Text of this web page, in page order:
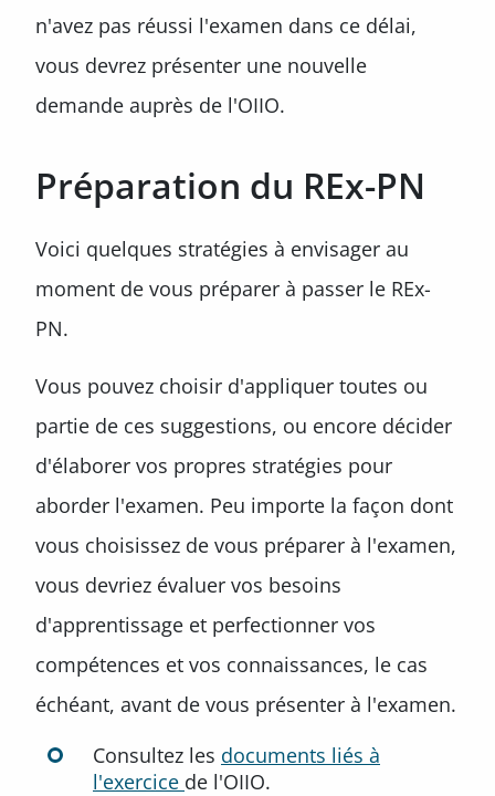
n'avez pas réussi l'examen dans ce délai,
vous devrez présenter une nouvelle
demande auprès de l'OIIO.
Préparation du REx-PN
Voici quelques stratégies à envisager au
moment de vous préparer à passer le REx-
PN.
Vous pouvez choisir d'appliquer toutes ou
partie de ces suggestions, ou encore décider
d'élaborer vos propres stratégies pour
aborder l'examen. Peu importe la façon dont
vous choisissez de vous préparer à l'examen,
vous devriez évaluer vos besoins
d'apprentissage et perfectionner vos
compétences et vos connaissances, le cas
échéant, avant de vous présenter à l'examen.
Consultez les documents liés à
l'exercice de l'OIIO.